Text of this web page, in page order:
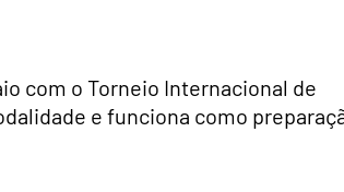
com o Torneio Internacional de
e funciona como